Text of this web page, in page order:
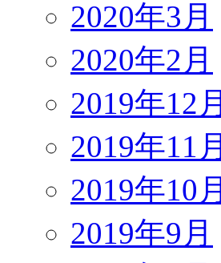
2020年3月
2020年2月
2019年12月
2019年11月
2019年10月
2019年9月